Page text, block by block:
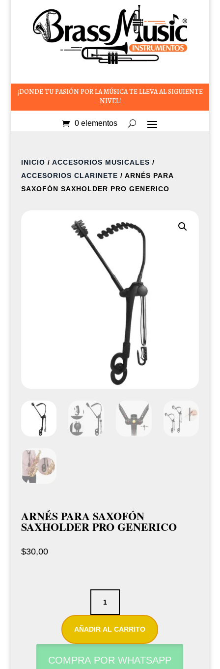
¡DONDE TU PASIÓN POR LA MÚSICA TE LLEVA AL SIGUIENTE
NIVEL!
0 elementos
INICIO / ACCESORIOS MUSICALES /
ACCESORIOS CLARINETE / ARNÉS PARA
SAXOFÓN SAXHOLDER PRO GENERICO
ARNÉS PARA SAXOFÓN
SAXHOLDER PRO GENERICO
$30,00
generico
AÑADIR AL CARRITO
COMPRA POR WHATSAPP